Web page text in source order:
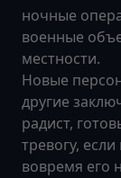
ночные
военные
местности.
Новые
другие
радист,
тревогу,
вовремя его